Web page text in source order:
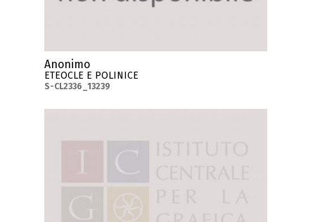
Anonimo
ETEOCLE E POLINICE
S-CL2336_13239